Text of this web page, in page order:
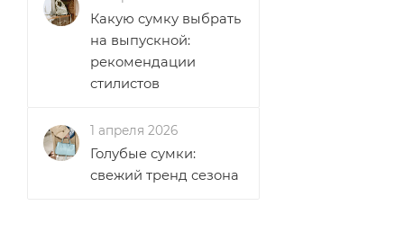
Какую сумку выбрать
на выпускной:
рекомендации
стилистов
1 апреля 2026
Голубые сумки:
свежий тренд сезона